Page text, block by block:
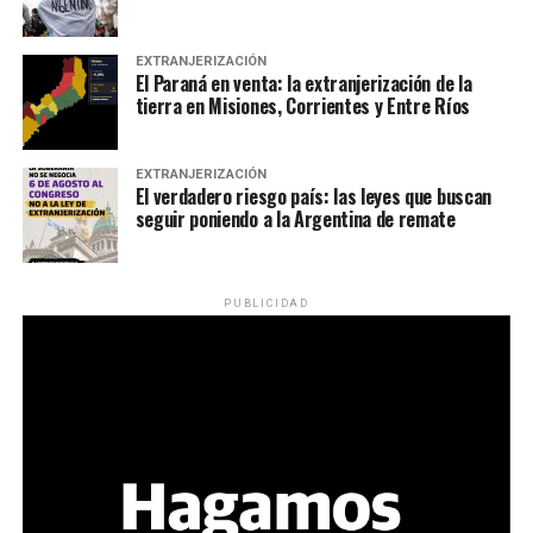
Tenaris, en conflicto por despidos), propiedad del Grupo
Breve editorial político manuscrito por jubilados
EXTRANJERIZACIÓN
El Paraná en venta: la extranjerización de la
tierra en Misiones, Corrientes y Entre Ríos
EXTRANJERIZACIÓN
El verdadero riesgo país: las leyes que buscan
seguir poniendo a la Argentina de remate
PUBLICIDAD